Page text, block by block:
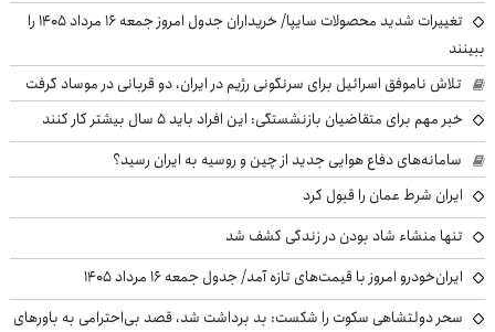
تغییرات شدید محصولات سایپا/ خریداران جدول امروز جمعه ۱۶ مرداد ۱۴۰۵ را
ببینند
تلاش ناموفق اسرائیل برای سرنگونی رژیم در ایران، دو قربانی در موساد گرفت
خبر مهم برای متقاضیان بازنشستگی: این افراد باید ۵ سال بیشتر کار کنند
سامانه‌های دفاع هوایی جدید از چین و روسیه به ایران رسید؟
ایران شرط عمان را قبول کرد
تنها منشاء شاد بودن در زندگی کشف شد
ایران‌خودرو امروز با قیمت‌های تازه آمد/ جدول جمعه ۱۶ مرداد ۱۴۰۵
سحر دولتشاهی سکوت را شکست: بد برداشت شد، قصد بی‌احترامی به باورهای